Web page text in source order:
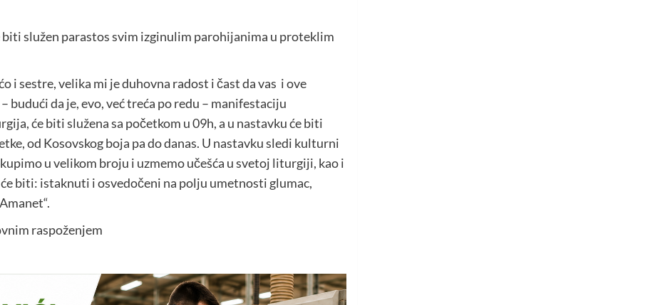
služen parastos svim izginulim parohijanima u proteklim
i sestre, velika mi je duhovna radost i čast da vas i ove
budući da je, evo, već treća po redu – manifestaciju
će biti služena sa početkom u 09h, a u nastavku će biti
od Kosovskog boja pa do danas. U nastavku sledi kulturni
u velikom broju i uzmemo učešća u svetoj liturgiji, kao i
biti: istaknuti i osvedočeni na polju umetnosti glumac,
raspoženjem